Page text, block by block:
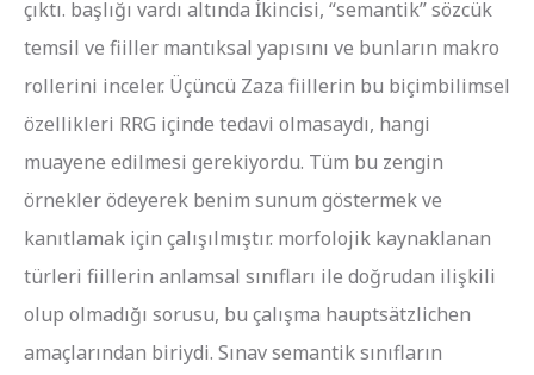
çıktı. başlığı vardı altında İkincisi, “semantik” sözcük
temsil ve fiiller mantıksal yapısını ve bunların makro
rollerini inceler. Üçüncü Zaza fiillerin bu biçimbilimsel
özellikleri RRG içinde tedavi olmasaydı, hangi
muayene edilmesi gerekiyordu. Tüm bu zengin
örnekler ödeyerek benim sunum göstermek ve
kanıtlamak için çalışılmıştır. morfolojik kaynaklanan
türleri fiillerin anlamsal sınıfları ile doğrudan ilişkili
olup olmadığı sorusu, bu çalışma hauptsätzlichen
amaçlarından biriydi. Sınav semantik sınıfların